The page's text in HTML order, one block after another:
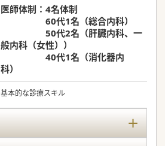
医師体制：4名体制
60代1名（総合内科）
50代2名（肝臓内科、一
般内科（女性））
40代1名（消化器内
科）
基本的な診療スキル